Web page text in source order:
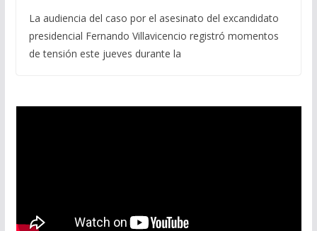
La audiencia del caso por el asesinato del excandidato
presidencial Fernando Villavicencio registró momentos
de tensión este jueves durante la